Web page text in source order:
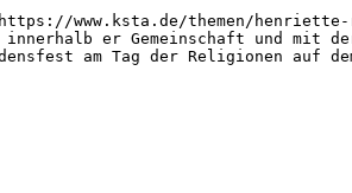
www.ksta.de/themen/
innerhalb er Gemeinschaft und mit
am Tag der Religionen auf